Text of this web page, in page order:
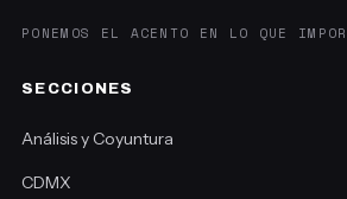
PONEMOS EL ACENTO EN LO QUE
SECCIONES
Análisis y Coyuntura
CDMX